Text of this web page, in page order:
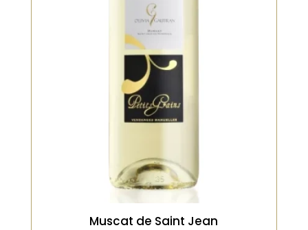
Notes florales au nez, on devine du
litchi. Époustouflant ! En bouche,
beaucoup de finesse et de
fraîcheur.
VOIR LE PRODUIT
Muscat de Saint Jean